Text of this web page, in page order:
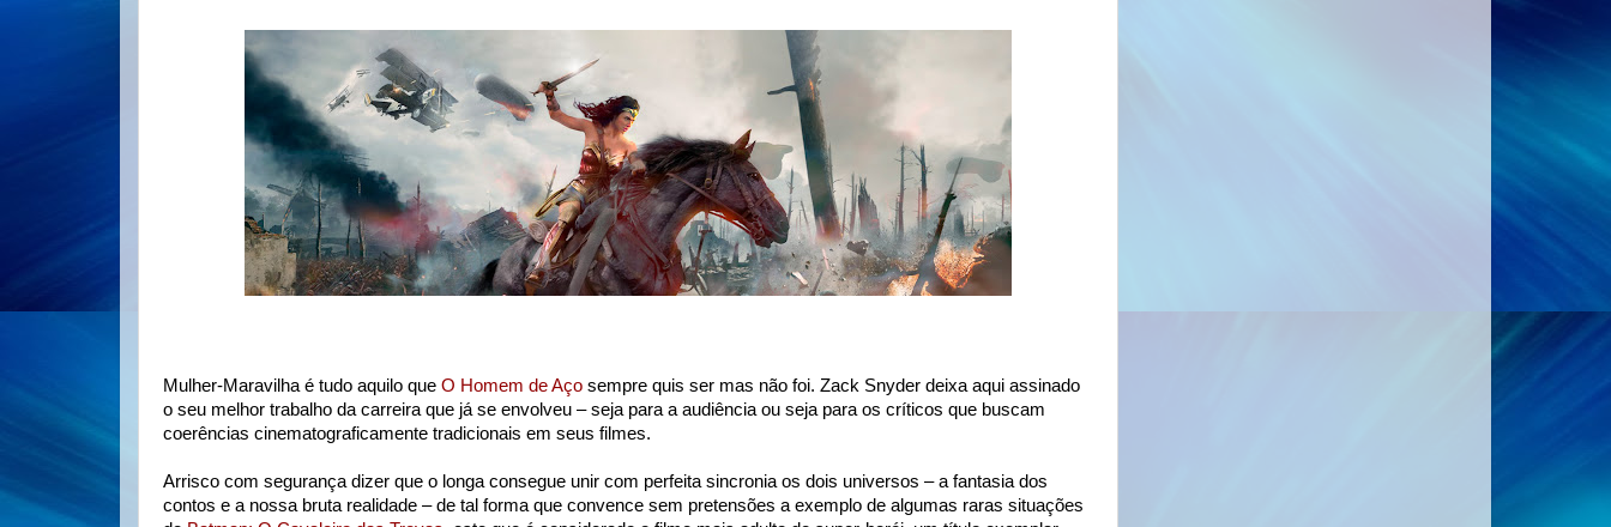
Mulher-Maravilha é tudo aquilo que O Homem de Aço sempre quis ser mas não foi. Zack Snyder deixa aqui assinado
o seu melhor trabalho da carreira que já se envolveu – seja para a audiência ou seja para os críticos que buscam
coerências cinematograficamente tradicionais em seus filmes.
Arrisco com segurança dizer que o longa consegue unir com perfeita sincronia os dois universos – a fantasia dos
contos e a nossa bruta realidade – de tal forma que convence sem pretensões a exemplo de algumas raras situações